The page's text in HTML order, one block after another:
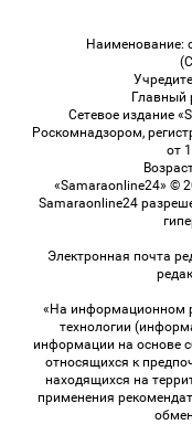
Наименование:
Главный
Сетевое издание
Роскомнадзором,
от
«Samaraonline24» ©
Samaraonline24
Электронная почта
«На информационном
технологии
информации на основе
относящихся к
находящихся на
применения